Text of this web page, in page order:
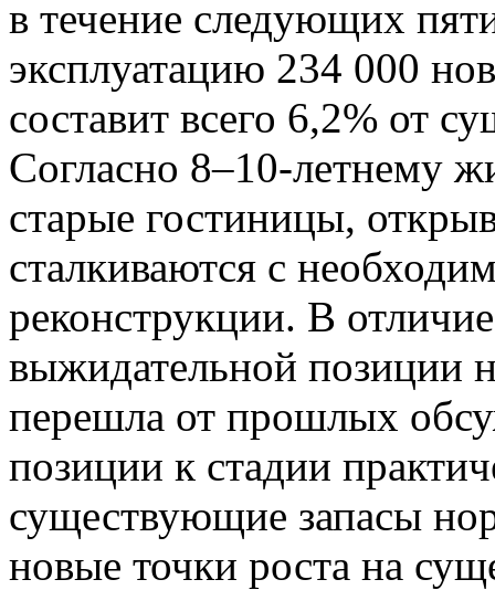
в течение следующих
эксплуатацию 234 000
составит всего 6,2% от
Согласно 8–10-летнему
старые гостиницы,
сталкиваются с
реконструкции. В
выжидательной позиции
перешла от прошлых
позиции к стадии
существующие запасы
новые точки роста на